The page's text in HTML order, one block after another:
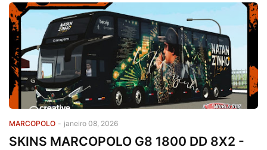
MARCOPOLO - janeiro 08, 2026
SKINS MARCOPOLO G8 1800 DD 8X2 -